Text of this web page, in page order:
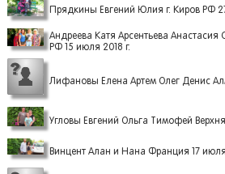
Прядкины Евгений Юлия г. Киров РФ
Андреева Катя Арсентьева
РФ 15 июля 2018 г.
Лифановы Елена Артем Олег Денис
Угловы Евгений Ольга Тимофей
Винцент Алан и Нана Франция 17 июля